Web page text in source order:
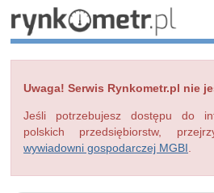
Uwaga! Serwis Rynkometr.pl nie
Jeśli potrzebujesz dostępu do
polskich przedsiębiorstw,
wywiadowni gospodarczej MGBI